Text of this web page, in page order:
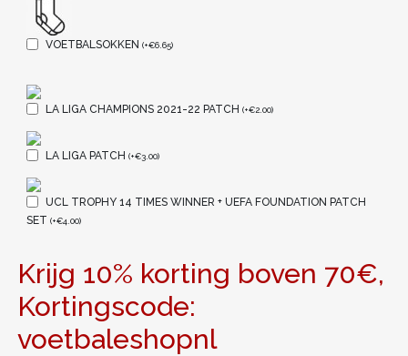
VOETBALSOKKEN (+€6.65)
LA LIGA CHAMPIONS 2021-22 PATCH (+€2.00)
LA LIGA PATCH (+€3.00)
UCL TROPHY 14 TIMES WINNER + UEFA FOUNDATION PATCH
SET (+€4.00)
Krijg 10% korting boven 70€,
Kortingscode:
voetbaleshopnl